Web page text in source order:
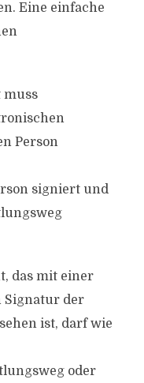
Eine einfache
muss
Person
signiert und
das mit einer
Signatur der
ist, darf wie
oder